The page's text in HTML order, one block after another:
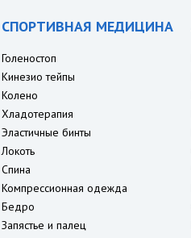
СПОРТИВНАЯ МЕДИЦИНА
Голеностоп
Кинезио тейпы
Колено
Хладотерапия
Эластичные бинты
Локоть
Спина
Компрессионная одежда
Бедро
Запястье и палец